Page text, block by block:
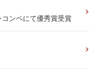
ンペにて優秀賞受賞